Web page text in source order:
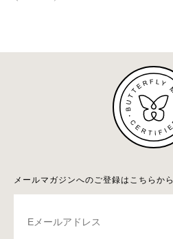
メールマガジンへのご登録はこちらから